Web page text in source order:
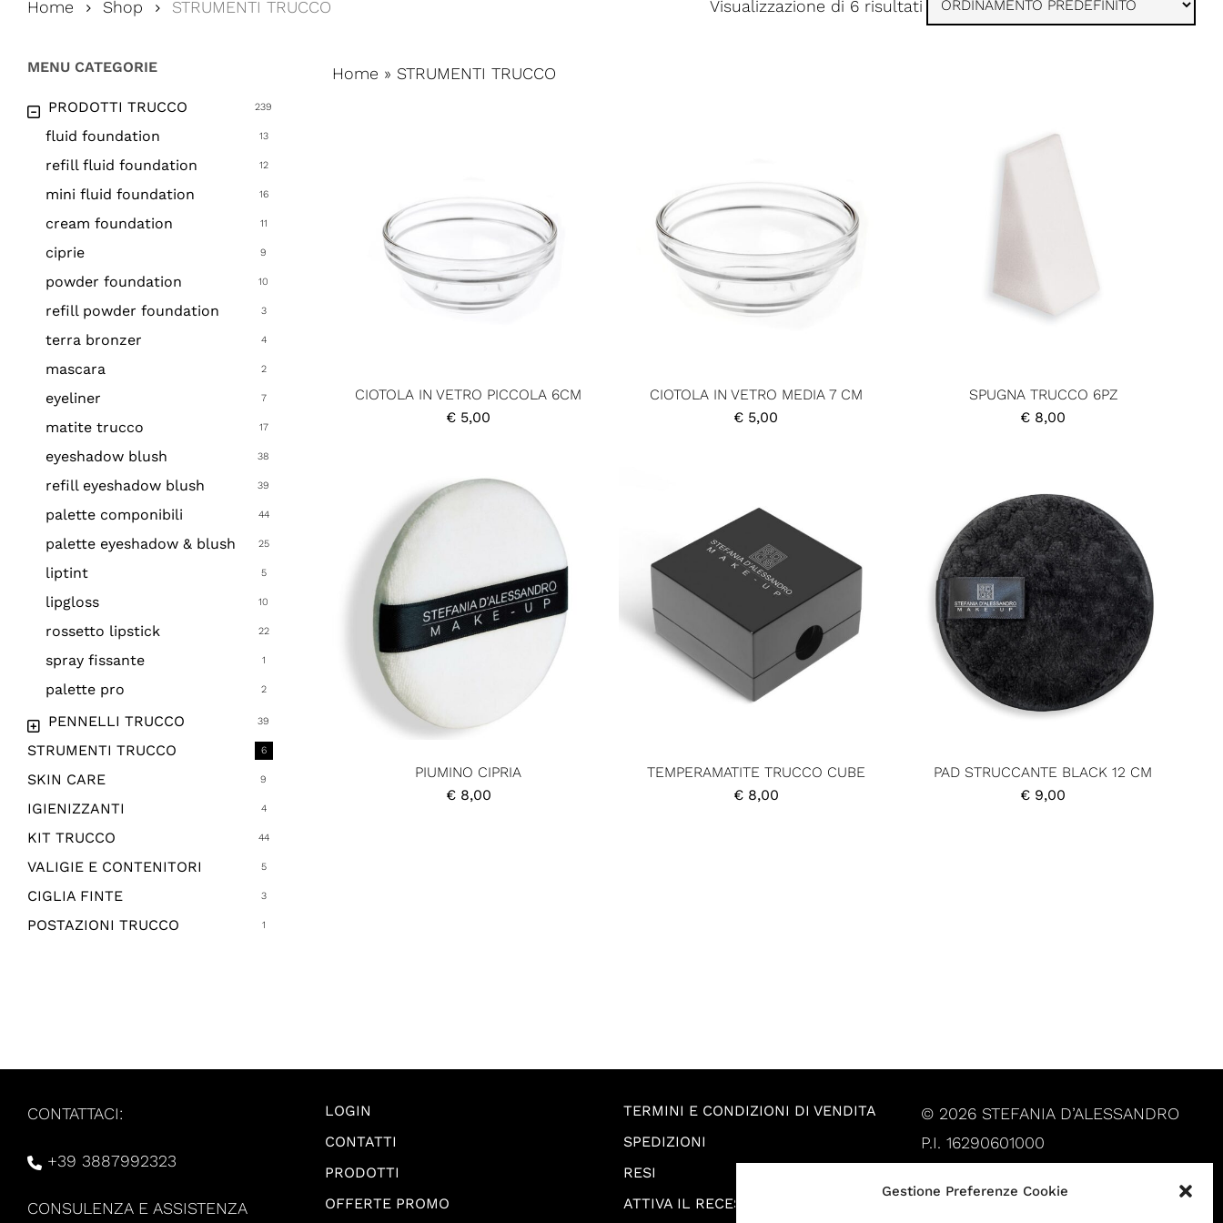
Gestione Preferenze Cookie
Visualizzazione di 6 risultati
Home Shop STRUMENTI TRUCCO
MENU CATEGORIE
PRODOTTI TRUCCO 239
fluid foundation 13
refill fluid foundation 12
mini fluid foundation 16
cream foundation 11
ciprie 9
powder foundation 10
refill powder foundation 3
terra bronzer 4
mascara 2
eyeliner 7
matite trucco 17
eyeshadow blush 38
refill eyeshadow blush 39
palette componibili 44
palette eyeshadow & blush 25
liptint 5
lipgloss 10
rossetto lipstick 22
spray fissante 1
palette pro 2
PENNELLI TRUCCO 39
STRUMENTI TRUCCO 6
SKIN CARE 9
IGIENIZZANTI 4
KIT TRUCCO 44
VALIGIE E CONTENITORI 5
CIGLIA FINTE 3
POSTAZIONI TRUCCO 1
Home » STRUMENTI TRUCCO
CIOTOLA IN VETRO PICCOLA 6CM
€ 5,00
CIOTOLA IN VETRO MEDIA 7 CM
€ 5,00
SPUGNA TRUCCO 6PZ
€ 8,00
PIUMINO CIPRIA
€8,00
TEMPERAMATITE TRUCCO CUBE
€8,00
PAD STRUCCANTE BLACK 12 CM
€ 9,00
CONTATTACI:
+39 3887992323
CONSULENZA E ASSISTENZA
LOGIN
CONTATTI
PRODOTTI
OFFERTE PROMO
TERMINI E CONDIZIONI DI VENDITA
SPEDIZIONI
RESI
ATTIVA IL RECESSO
© 2026 STEFANIA D’ALESSANDRO
P.I. 16290601000